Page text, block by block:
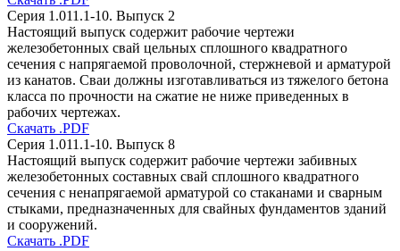
Серия 1.011.1-10. Выпуск 2
Настоящий выпуск содержит рабочие чертежи
железобетонных свай цельных сплошного квадратного
сечения с напрягаемой проволочной, стержневой и арматурой
из канатов. Сваи должны изготавливаться из тяжелого бетона
класса по прочности на сжатие не ниже приведенных в
рабочих чертежах.
Скачать .PDF
Серия 1.011.1-10. Выпуск 8
Настоящий выпуск содержит рабочие чертежи забивных
железобетонных составных свай сплошного квадратного
сечения с ненапрягаемой арматурой со стаканами и сварным
стыками, предназначенных для свайных фундаментов зданий
и сооружений.
Скачать .PDF